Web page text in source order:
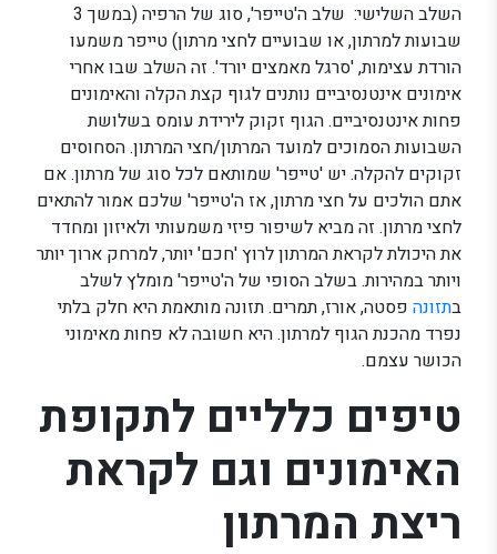
השלב השלישי: שלב ה'טייפר', סוג של הרפיה (במשך 3
שבועות למרתון, או שבועיים לחצי מרתון) טייפר משמעו
הורדת עצימות, 'סרגל מאמצים יורד'. זה השלב שבו אחרי
אימונים אינטנסיביים נותנים לגוף קצת הקלה והאימונים
פחות אינטנסיביים. הגוף זקוק לירידת עומס בשלושת
השבועות הסמוכים למועד המרתון/חצי המרתון. הסחוסים
זקוקים להקלה. יש 'טייפר' שמותאם לכל סוג של מרתון. אם
אתם הולכים על חצי מרתון, אז ה'טייפר' שלכם אמור להתאים
לחצי מרתון. זה מביא לשיפור פיזי משמעותי ולאיזון ומחדד
את היכולת לקראת המרתון לרוץ 'חכם' יותר, למרחק ארוך יותר
ויותר במהירות. בשלב הסופי של ה'טייפר' מומלץ לשלב
בתזונה פסטה, אורז, תמרים. תזונה מותאמת היא חלק בלתי
נפרד מהכנת הגוף למרתון. היא חשובה לא פחות מאימוני
הכושר עצמם.
טיפים כלליים לתקופת
האימונים וגם לקראת
ריצת המרתון